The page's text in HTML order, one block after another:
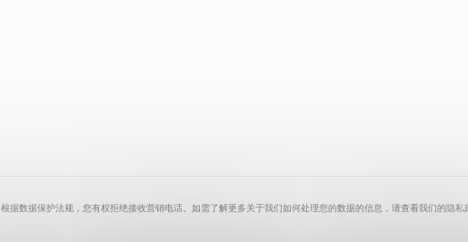
根据数据保护法规，您有权拒绝接收营销电话。如需了解更多关于我们如何处理您的数据的信息，请查看我们的隐私